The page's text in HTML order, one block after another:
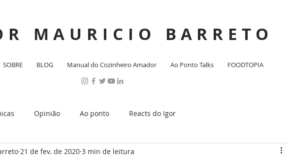
MAURICIO BARRETO
SOBRE BLOG Manual do Cozinheiro Amador Ao Ponto Talks FOODTOPIA
Opinião Ao ponto Reacts do Igor
21 de fev. de 2020 3 min de leitura